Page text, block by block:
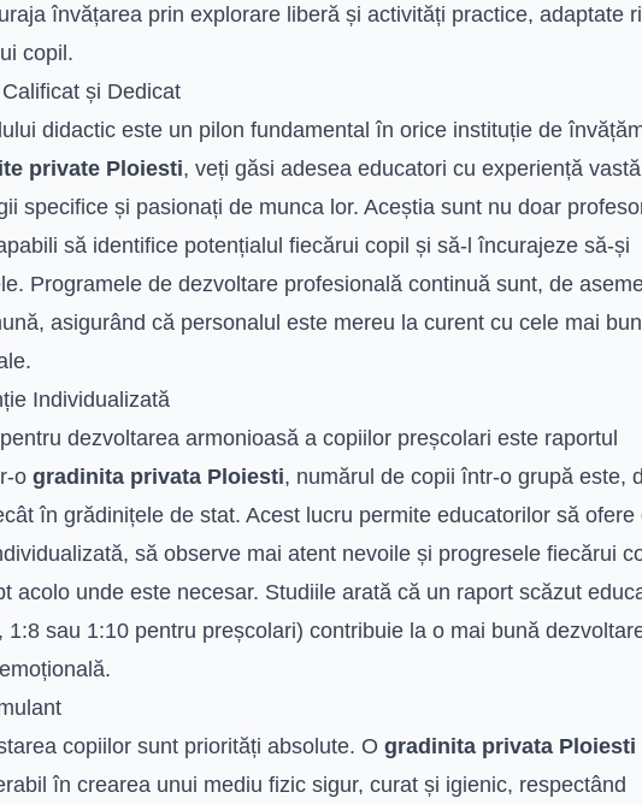
învățarea prin explorare liberă și activități practice, adaptate
copil.
și Dedicat
didactic este un pilon fundamental în orice instituție de
private Ploiesti, veți găsi adesea educatori cu experiență
specifice și pasionați de munca lor. Aceștia sunt nu doar
să identifice potențialul fiecărui copil și să-l încurajeze să-și
Programele de dezvoltare profesională continuă sunt, de
asigurând că personalul este mereu la curent cu cele mai
Individualizată
dezvoltarea armonioasă a copiilor preșcolari este raportul
o gradinita privata Ploiesti, numărul de copii într-o grupă este,
în grădinițele de stat. Acest lucru permite educatorilor să ofere
să observe mai atent nevoile și progresele fiecărui
acolo unde este necesar. Studiile arată că un raport scăzut
1:8 sau 1:10 pentru preșcolari) contribuie la o mai bună
copiilor sunt priorități absolute. O gradinita privata Ploiesti
în crearea unui mediu fizic sigur, curat și igienic, respectând